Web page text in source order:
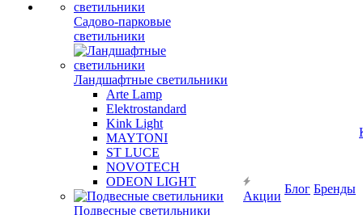
Садово-парковые
светильники
Ландшафтные светильники
Arte Lamp
Elektrostandard
Kink Light
MAYTONI
ST LUCE
NOVOTECH
ODEON LIGHT
Подвесные светильники
Акции
Блог Бренды